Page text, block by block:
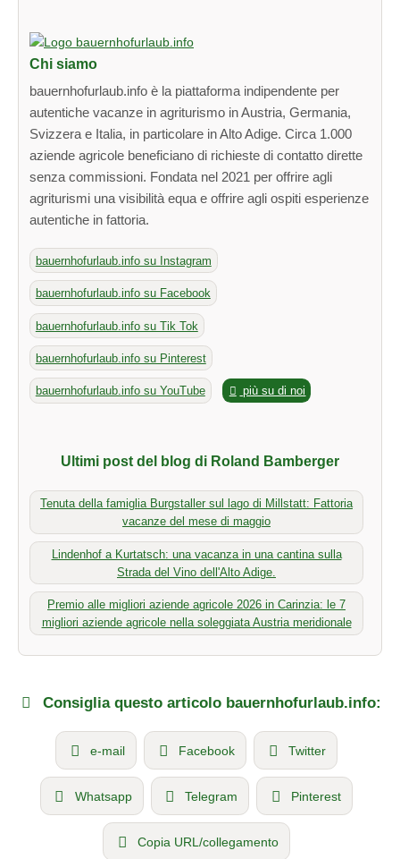
Chi siamo
bauernhofurlaub.info è la piattaforma indipendente per
autentiche vacanze in agriturismo in Austria, Germania,
Svizzera e Italia, in particolare in Alto Adige. Circa 1.000
aziende agricole beneficiano di richieste di contatto dirette
senza commissioni. Fondata nel 2021 per offrire agli
agriturismi una visibilità equa e offrire agli ospiti esperienze
autentiche in fattoria.
bauernhofurlaub.info su Instagram
bauernhofurlaub.info su Facebook
bauernhofurlaub.info su Tik Tok
bauernhofurlaub.info su Pinterest
bauernhofurlaub.info su YouTube più su di noi
Ultimi post del blog di Roland Bamberger
Tenuta della famiglia Burgstaller sul lago di Millstatt: Fattoria
vacanze del mese di maggio
Lindenhof a Kurtatsch: una vacanza in una cantina sulla
Strada del Vino dell'Alto Adige.
Premio alle migliori aziende agricole 2026 in Carinzia: le 7
migliori aziende agricole nella soleggiata Austria meridionale
Consiglia questo articolo bauernhofurlaub.info:
e-mail Facebook Twitter
Whatsapp Telegram Pinterest
Copia URL/collegamento